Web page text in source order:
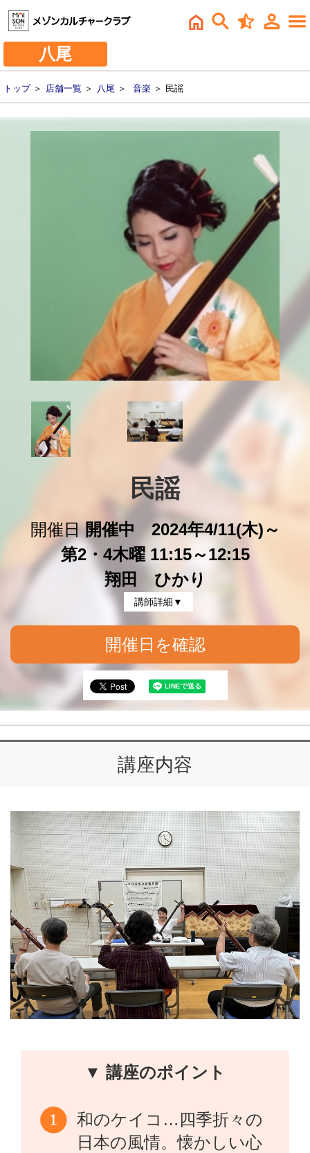
八尾
トップ＞ 店舗一覧 ＞ 八尾 ＞ 音楽 ＞ 民謡
民謡
開催日開催中 2024年4/11(木)～
第2・4木曜 11:15～12:15
翔田 ひかり
講師詳細▼
開催日を確認
講座内容
▼ 講座のポイント
和のケイコ…四季折々の
日本の風情。懐かしい心